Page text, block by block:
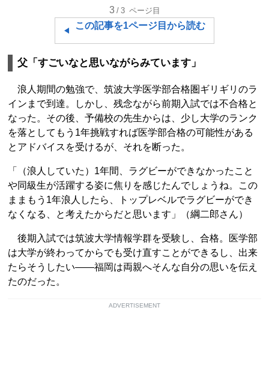
3 /3 ページ目
この記事を1ページ目から読む
父「すごいなと思いながらみています」
浪人期間の勉強で、筑波大学医学部合格圏ギリギリのラ
インまで到達。しかし、残念ながら前期入試では不合格と
なった。その後、予備校の先生からは、少し大学のランク
を落としてもう1年挑戦すれば医学部合格の可能性がある
とアドバイスを受けるが、それを断った。
「（浪人していた）1年間、ラグビーができなかったこと
や同級生が活躍する姿に焦りを感じたんでしょうね。この
ままもう1年浪人したら、トップレベルでラグビーができ
なくなる、と考えたからだと思います」（綱二郎さん）
後期入試では筑波大学情報学群を受験し、合格。医学部
は大学が終わってからでも受け直すことができるし、出来
たらそうしたい――福岡は両親へそんな自分の思いを伝え
たのだった。
ADVERTISEMENT